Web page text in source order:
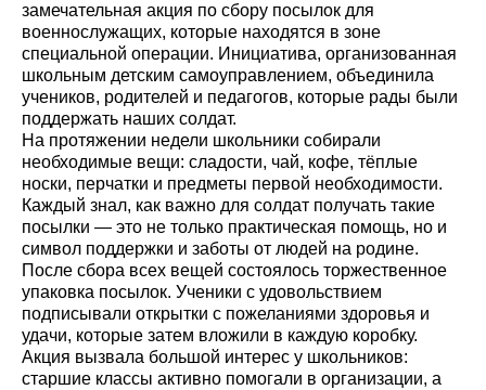
замечательная акция по сбору посылок для
военнослужащих, которые находятся в зоне
специальной операции. Инициатива, организованная
школьным детским самоуправлением, объединила
учеников, родителей и педагогов, которые рады были
поддержать наших солдат.
На протяжении недели школьники собирали
необходимые вещи: сладости, чай, кофе, тёплые
носки, перчатки и предметы первой необходимости.
Каждый знал, как важно для солдат получать такие
посылки — это не только практическая помощь, но и
символ поддержки и заботы от людей на родине.
После сбора всех вещей состоялось торжественное
упаковка посылок. Ученики с удовольствием
подписывали открытки с пожеланиями здоровья и
удачи, которые затем вложили в каждую коробку.
Акция вызвала большой интерес у школьников:
старшие классы активно помогали в организации, а